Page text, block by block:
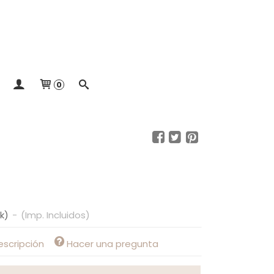
0
- (Imp. Incluidos)
Hacer una pregunta